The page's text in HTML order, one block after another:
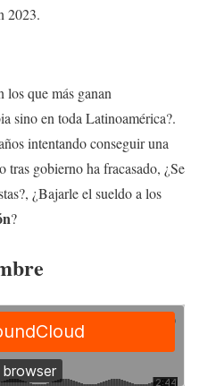
2023.
los que más ganan
sino en toda Latinoamérica?.
intentando conseguir una
tras gobierno ha fracasado, ¿Se
¿Bajarle el sueldo a los
?